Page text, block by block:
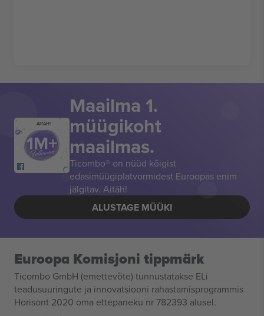
AITÄH!
Maailma 1.
müügikoht
maailmas.
Ticombo® on nüüd kõigist
edasimüügiplatvormidest Euroopas enim
jälgitav. Aitäh!
ALUSTAGE MÜÜKI
Euroopa Komisjoni tippmärk
Ticombo GmbH (emettevõte) tunnustatakse ELi
teadusuuringute ja innovatsiooni rahastamisprogrammis
Horisont 2020 oma ettepaneku nr 782393 alusel.